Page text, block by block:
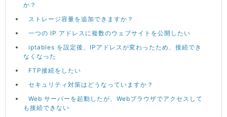
か？
ストレージ容量を追加できますか？
一つの IP アドレスに複数のウェブサイトを公開したい
iptables を設定後、IPアドレスが変わったため、接続でき
なくなった
FTP接続をしたい
セキュリティ対策はどうなっていますか？
Web サーバーを起動したが、Webブラウザでアクセスして
も接続できない